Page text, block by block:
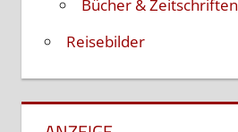
Bücher & Zeitschriften
Reisebilder